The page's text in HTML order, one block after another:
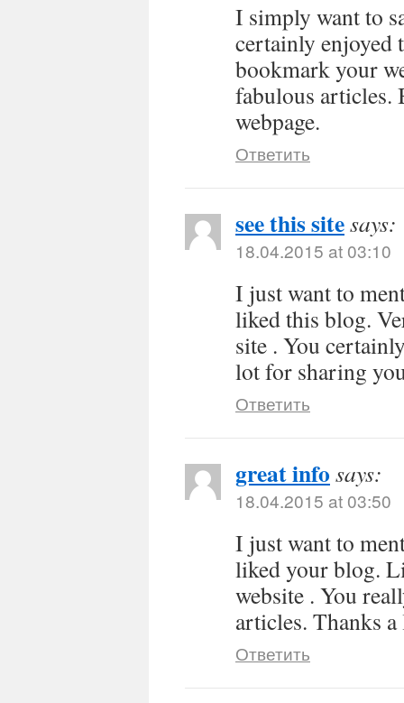
I simply want to
certainly enjoyed
bookmark your
fabulous articles.
webpage.
Ответить
see this sitesays:
18.04.2015 at 03:10
I just want to
liked this blog.
site . You
lot for sharing
Ответить
great info says:
18.04.2015 at 03:50
I just want to
liked your blog.
website . You
articles. Thanks
Ответить